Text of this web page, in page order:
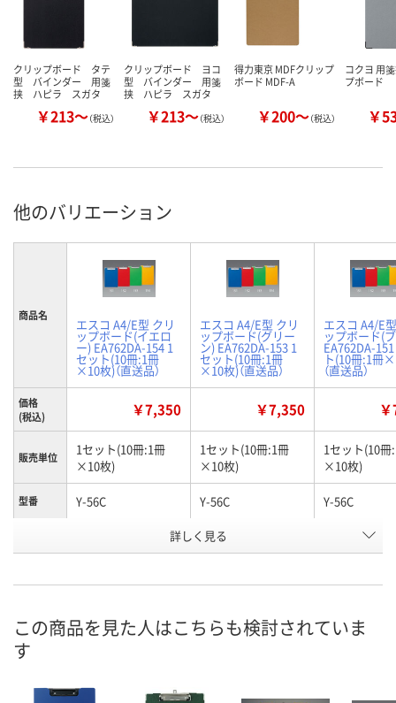
クリップボード タテ
型 バインダー 用箋
挟 ハピラ スガタ
￥213～（税込）
クリップボード ヨコ
型 バインダー 用箋
挟 ハピラ スガタ
￥213～（税込）
得力東京 MDFクリップ
ボード MDF-A
￥200～（税込）
コクヨ 用
プボード
￥
他のバリエーション
商品名
エスコ A4/E型 クリ
ップボード(イエロ
ー) EA762DA-154 1
セット(10冊:1冊
×10枚)（直送品）
エスコ A4/E型 クリ
ップボード(グリー
ン) EA762DA-153 1
セット(10冊:1冊
×10枚)（直送品）
エスコ A4/E
ップボード(
EA762DA-
ト(10冊:1冊
（直送品）
価格
(税込)
￥7,350 ￥7,350
販売単位
1セット(10冊:1冊
×10枚)
1セット(10冊:1冊
×10枚)
1セット(10冊
×10枚)
型番 Y-56C Y-56C Y-56C
グリーン系 ブルー系
X409864 X409863 X409861
在庫 わずか わずか わずか
お届け日
詳しく見る
この商品を見た人はこちらも検討されていま
す